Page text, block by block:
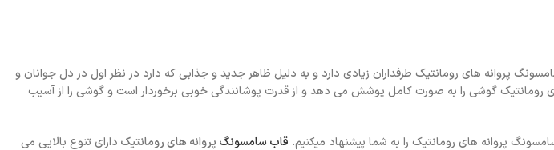
پروانه های رومانتیک طرفداران زیادی دارد و به دلیل ظاهر جدید و جذابی که دارد در نظر اول در دل جوانان و
رومانتیک گوشی را به صورت کامل پوشش می دهد و از قدرت پوشانندگی خوبی برخوردار است و گوشی را از آسیب
پروانه های رومانتیک را به شما پیشنهاد میکنیم. قاب سامسونگ پروانه های رومانتیک دارای تنوع بالایی می